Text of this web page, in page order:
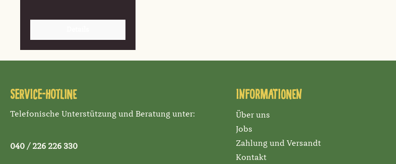
Service-Hotline
Telefonische Unterstützung und Beratung unter:
040 / 226 226 330
Informationen
Über uns
Jobs
Zahlung und Versandt
Kontakt